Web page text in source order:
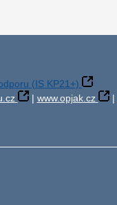
(IS KP21+)
| www.opjak.cz |